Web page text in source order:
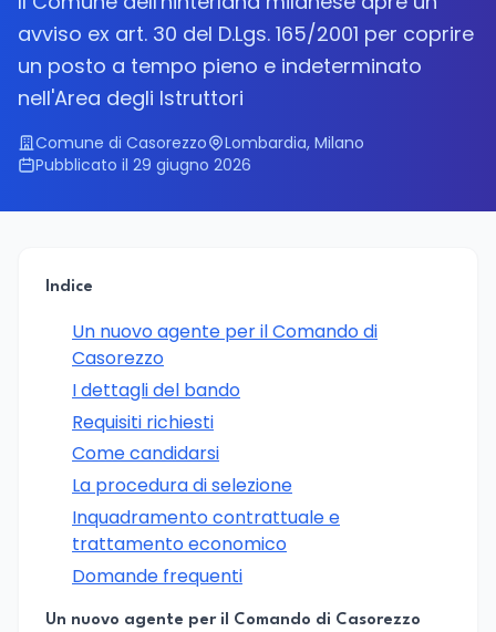
avviso ex art. 30 del D.Lgs. 165/2001 per coprire
un posto a tempo pieno e indeterminato
nell'Area degli Istruttori
Comune di Casorezzo
Lombardia, Milano
Pubblicato il 29 giugno 2026
Indice
Un nuovo agente per il Comando di
Casorezzo
I dettagli del bando
Requisiti richiesti
Come candidarsi
La procedura di selezione
Inquadramento contrattuale e
trattamento economico
Domande frequenti
Un nuovo agente per il Comando di Casorezzo